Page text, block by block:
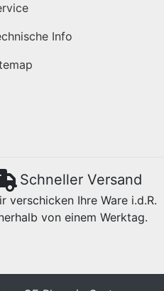
Info
Schneller Versand
verschicken Ihre Ware i.d.R.
von einem Werktag.